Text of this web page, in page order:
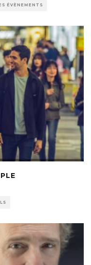
ÉVÈNEMENTS